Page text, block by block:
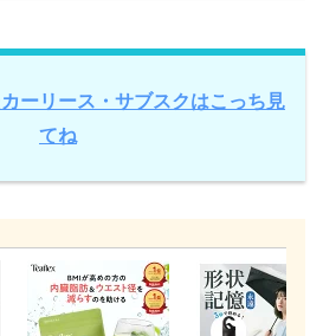
カーリース・サブスクはこっち見
てね